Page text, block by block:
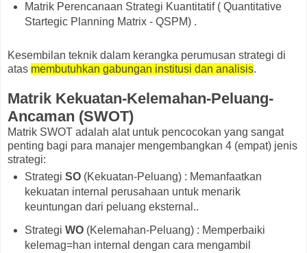
Matrik Perencanaan Strategi Kuantitatif ( Quantitative
Startegic Planning Matrix - QSPM) .
Kesembilan teknik dalam kerangka perumusan strategi di
atas membutuhkan gabungan institusi dan analisis.
Matrik Kekuatan-Kelemahan-Peluang-
Ancaman (SWOT)
Matrik SWOT adalah alat untuk pencocokan yang sangat
penting bagi para manajer mengembangkan 4 (empat) jenis
strategi:
Strategi SO (Kekuatan-Peluang) : Memanfaatkan
kekuatan internal perusahaan untuk menarik
keuntungan dari peluang eksternal..
Strategi WO (Kelemahan-Peluang) : Memperbaiki
kelemag=han internal dengan cara mengambil